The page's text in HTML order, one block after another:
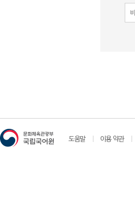
도움말 이용 약관